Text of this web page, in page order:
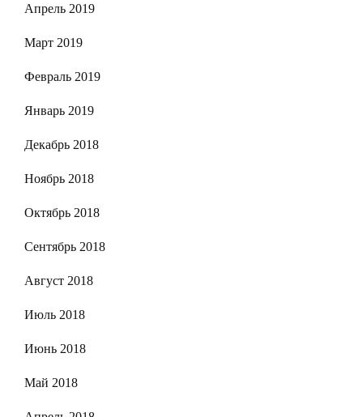
Апрель 2019
Март 2019
Февраль 2019
Январь 2019
Декабрь 2018
Ноябрь 2018
Октябрь 2018
Сентябрь 2018
Август 2018
Июль 2018
Июнь 2018
Май 2018